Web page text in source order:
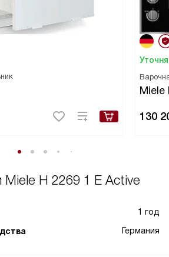
Miele
130
Miele H 2269 1 E Active
1 год
Германия